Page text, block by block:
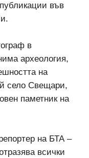
във
в
археология,
на
село Свещари,
паметник на
на БТА –
всички